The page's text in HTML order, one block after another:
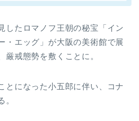
したロマノフ王朝の秘宝「イン
・エッグ」が大阪の美術館で展
厳戒態勢を敷くことに。
とになった小五郎に伴い、コナ
。